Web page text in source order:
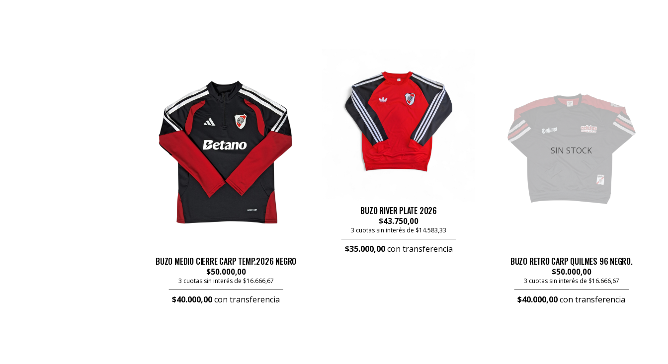
BUZO MEDIO CIERRE CARP TEMP.2026 NEGRO
$50.000,00
3 cuotas sin interés de $16.666,67
$40.000,00con transferencia
BUZO RIVER PLATE 2026
$43.750,00
3 cuotas sin interés de $14.583,33
$35.000,00con transferencia
SIN STOCK
BUZO RETRO CARP QUILMES 96 NEGRO.
$50.000,00
3 cuotas sin interés de $16.666,67
$40.000,00con transferencia